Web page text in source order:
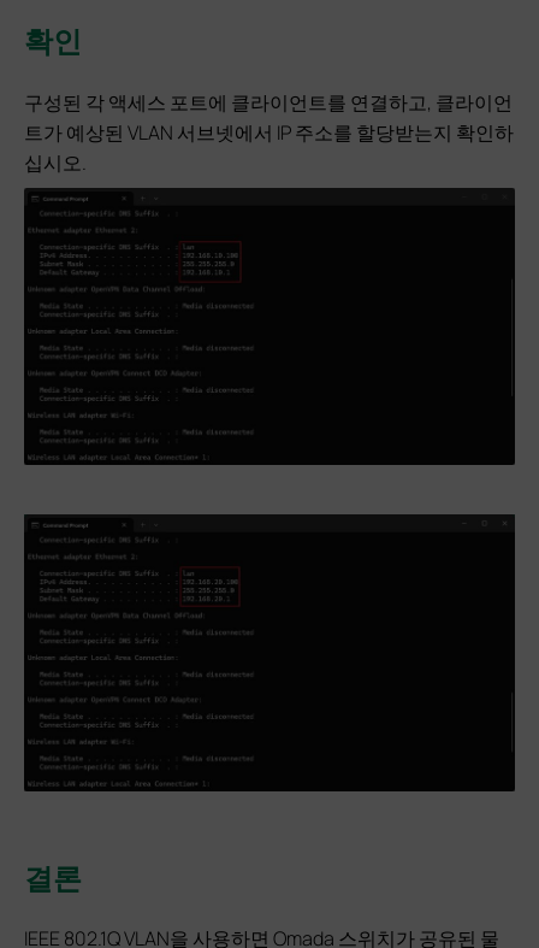
확인
구성된 각 액세스 포트에 클라이언트를 연결하고, 클라이언
트가 예상된 VLAN 서브넷에서 IP 주소를 할당받는지 확인하
십시오.
결론
IEEE 802.1Q VLAN을 사용하면 Omada 스위치가 공유된 물